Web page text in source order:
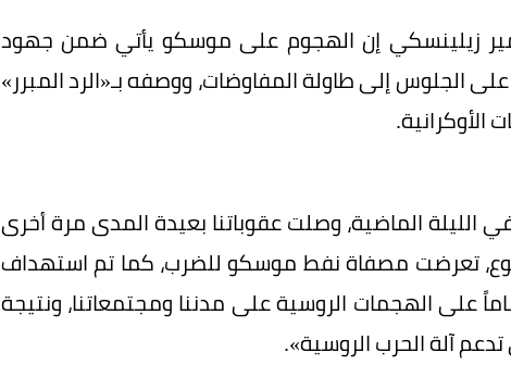
زيلينسكي إن الهجوم على موسكو يأتي ضمن جهود
على الجلوس إلى طاولة المفاوضات، ووصفه بـ«الرد المبرر»
الماضية، وصلت عقوباتنا بعيدة المدى مرة أخرى
تعرضت مصفاة نفط موسكو للضرب، كما تم استهداف
الهجمات الروسية على مدننا ومجتمعاتنا، ونتيجة
آلة الحرب الروسية».